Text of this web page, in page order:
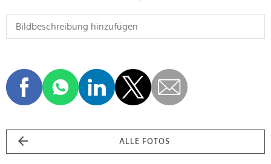
ALLE FOTOS